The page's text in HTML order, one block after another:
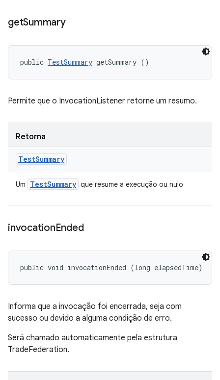
getSummary
public TestSummary getSummary ()
Permite que o InvocationListener retorne um resumo.
Retorna
TestSummary
Um TestSummary que resume a execução ou nulo
invocationEnded
public void invocationEnded (long elapsedTime)
Informa que a invocação foi encerrada, seja com
sucesso ou devido a alguma condição de erro.
Será chamado automaticamente pela estrutura
TradeFederation.